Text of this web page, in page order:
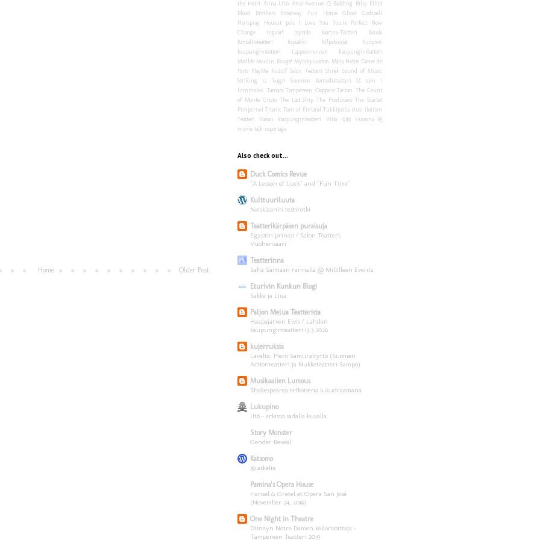
Older Post
Home
the Heart Anna Liisa Ansa Avenue Q Badding
Billy Elliot
Blood Brothers
Broadway Fun Home Ghost
Godspell
Hairspray
Housut pois
I Love You You're Perfect Now
Change
Ingvar! Joyride Kaarina-Teatteri
Kakola
Kansallisteatteri
Kapsäkki Kilpakosijat
Kuopion
kaupunginteatteri
Lappeenrannan kaupunginteatteri
Matilda Moulin Rouge! Myrskyluodon Maija Notre Dame de
Paris PlayMe Rudolf Salon Teatteri Shrek Sound of Music
Striking 12
Sugar Suomen Komediateatteri
Så som i
himmelen Tamara Tampereen Ooppera Tarzan The Count
of Monte Cristo The Last Ship The Producers The Scarlet
Pimpernel Titanic Tom of Finland Tukkijoella Uusi Iloinen
Teatteri
Vaasan kaupunginteatteri Viita 1949
Vuonna 85
movie talk reportage
Also check out...
Duck Comics Revue
"A Lesson of Luck" and "Fun Time"
Kulttuuriluuta
Naisklaanin testiretki
Teatterikärpäsen puraisuja
Egyptin prinssi / Salon Teatteri,
Vuohensaari
Teatterinna
Saha Saimaan rannalla @ Millilleen Events
Eturivin Kunkun Blogi
Sakke ja Liisa
Paljon Melua Teatterista
Haapajärven Elvis / Lahden
kaupunginteatteri 13.3.2026
kujerruksia
Lavalta: Pieni Samuraityttö (Suomen
Actionteatteri ja Nukketeatteri Sampo)
Musikaalien Lumous
Shakespearea erikoisena lukudraamana
Lukupino
Utö - arkisto sadalla kuvalla
Story Monster
Gender Reveal
Katsomo
39 askelta
Pamina's Opera House
Hansel & Gretel at Opera San José
(November 24, 2019)
One Night in Theatre
Disneyn Notre Damen kellonsoittaja –
Tampereen Teatteri 2019